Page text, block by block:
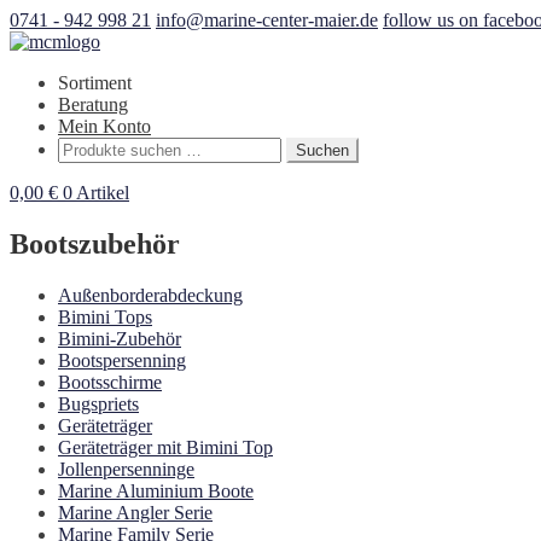
0741 - 942 998 21 info@marine-center-maier.de follow us on
Sortiment
Beratung
Mein Konto
Suchen
nach:
Suchen
0,00 € 0 Artikel
Bootszubehör
Außenborderabdeckung
Bimini Tops
Bimini-Zubehör
Bootspersenning
Bootsschirme
Bugspriets
Geräteträger
Geräteträger mit Bimini Top
Jollenpersenninge
Marine Aluminium Boote
Marine Angler Serie
Marine Family Serie